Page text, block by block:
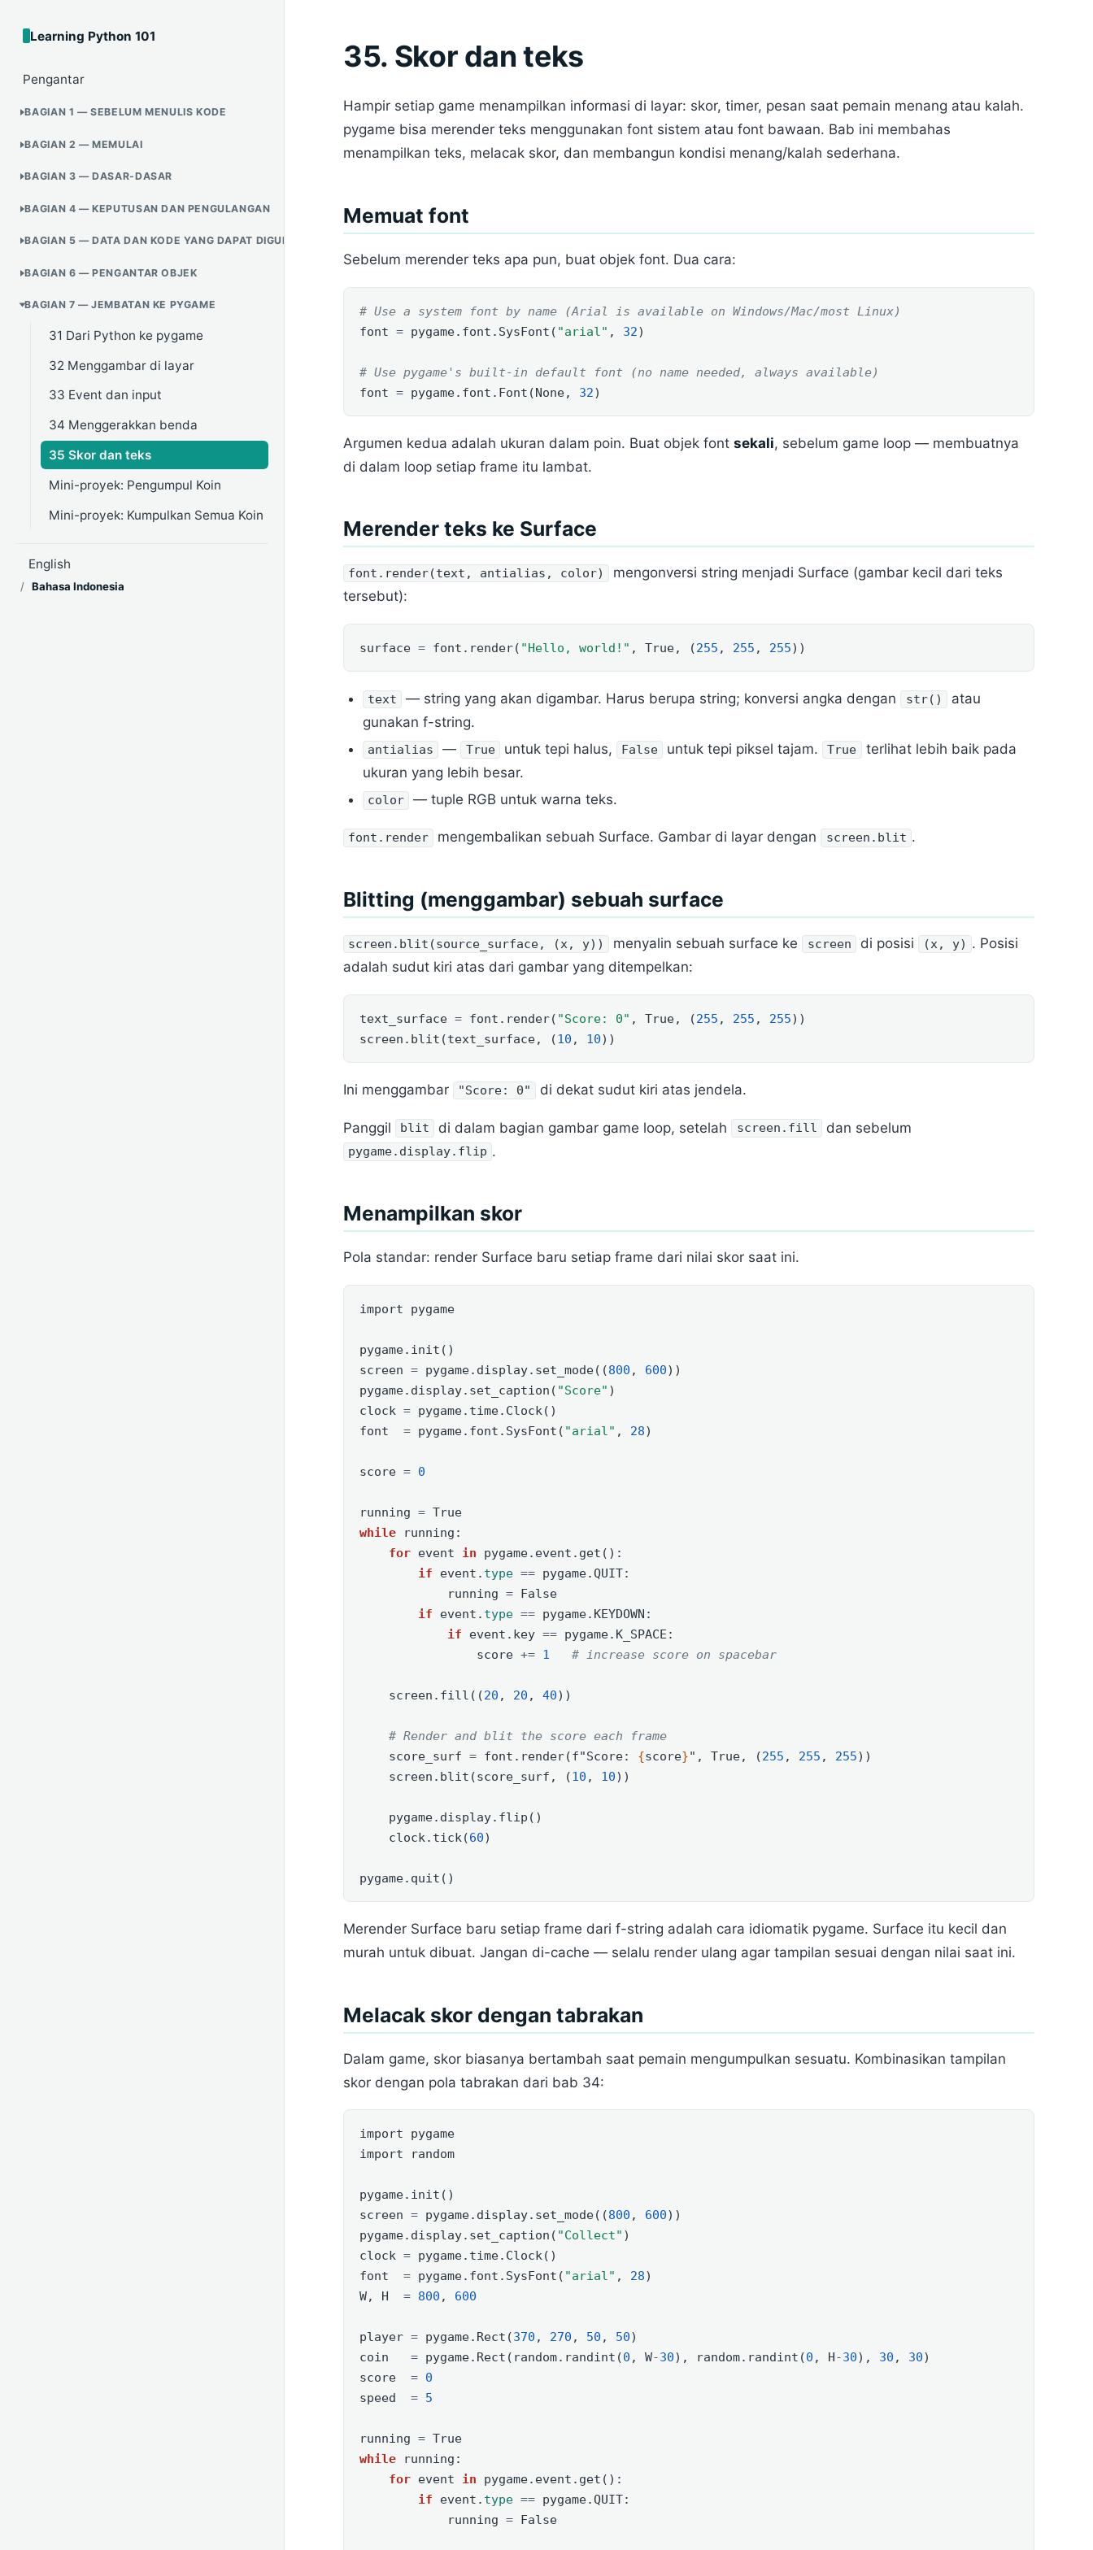
Learning Python 101
Pengantar
BAGIAN 1 — SEBELUM MENULIS KODE
BAGIAN 2 — MEMULAI
BAGIAN 3 — DASAR-DASAR
BAGIAN 4 — KEPUTUSAN DAN PENGULANGAN
BAGIAN 5 — DATA DAN KODE YANG DAPAT DIGUNAKAN ULANG
BAGIAN 6 — PENGANTAR OBJEK
BAGIAN 7 — JEMBATAN KE PYGAME
31 Dari Python ke pygame
32 Menggambar di layar
33 Event dan input
34 Menggerakkan benda
35 Skor dan teks
Mini-proyek: Pengumpul Koin
Mini-proyek: Kumpulkan Semua Koin
English
/ Bahasa Indonesia
35. Skor dan teks
Hampir setiap game menampilkan informasi di layar: skor, timer, pesan saat pemain menang atau kalah.
pygame bisa merender teks menggunakan font sistem atau font bawaan. Bab ini membahas
menampilkan teks, melacak skor, dan membangun kondisi menang/kalah sederhana.
Memuat font
Sebelum merender teks apa pun, buat objek font. Dua cara:
# Use a system font by name (Arial is available on Windows/Mac/most Linux)
font = pygame.font.SysFont( "arial" , 32)
# Use pygame's built-in default font (no name needed, always available)
font = pygame.font.Font(None, 32)
Argumen kedua adalah ukuran dalam poin. Buat objek font sekali, sebelum game loop — membuatnya
di dalam loop setiap frame itu lambat.
Merender teks ke Surface
font.render(text, antialias, color)
mengonversi string menjadi Surface (gambar kecil dari teks
tersebut):
surface = font.render( "Hello, world!" , True, (255 , 255 , 255))
text — string yang akan digambar. Harus berupa string; konversi angka dengan str()
atau
gunakan f-string.
antialias — True untuk tepi halus, False untuk tepi piksel tajam. True
terlihat lebih baik pada
ukuran yang lebih besar.
color — tuple RGB untuk warna teks.
font.render mengembalikan sebuah Surface. Gambar di layar dengan screen.blit .
Blitting (menggambar) sebuah surface
screen.blit(source_surface, (x, y)) menyalin sebuah surface ke screen di posisi (x, y) . Posisi
adalah sudut kiri atas dari gambar yang ditempelkan:
text_surface = font.render( "Score: 0" , True, (255 , 255 , 255))
screen.blit(text_surface, (10 , 10))
Ini menggambar "Score: 0" di dekat sudut kiri atas jendela.
Panggil blit di dalam bagian gambar game loop, setelah screen.fill dan sebelum
pygame.display.flip .
Menampilkan skor
Pola standar: render Surface baru setiap frame dari nilai skor saat ini.
import pygame
pygame.init()
screen = pygame.display.set_mode((800 , 600))
pygame.display.set_caption( "Score" )
clock = pygame.time.Clock()
font = pygame.font.SysFont( "arial" , 28)
score = 0
running = True
while running:
for event in pygame.event.get():
if event. type == pygame.QUIT:
            running
=
False
if event. type == pygame.KEYDOWN:
if event.key == pygame.K_SPACE:
                score
+= 1 # increase score on spacebar
    screen.fill((
20 , 20 , 40))
# Render and blit the score each frame
    score_surf
= font.render(f"Score: {score}" , True, (255 , 255 , 255))
    screen.blit(score_surf, (
10 , 10))
    pygame.display.flip()
    clock.tick(
60)
pygame.quit()
Merender Surface baru setiap frame dari f-string adalah cara idiomatik pygame. Surface itu kecil dan
murah untuk dibuat. Jangan di-cache — selalu render ulang agar tampilan sesuai dengan nilai saat ini.
Melacak skor dengan tabrakan
Dalam game, skor biasanya bertambah saat pemain mengumpulkan sesuatu. Kombinasikan tampilan
skor dengan pola tabrakan dari bab 34:
import pygame
import random
pygame.init()
screen = pygame.display.set_mode((800 , 600))
pygame.display.set_caption( "Collect" )
clock = pygame.time.Clock()
font = pygame.font.SysFont( "arial" , 28)
W, H = 800 , 600
player = pygame.Rect(370 , 270 , 50 , 50)
coin = pygame.Rect(random.randint(0 , W-30), random.randint(0 , H -30), 30 , 30)
score =
0
speed = 5
running = True
while running:
for event in pygame.event.get():
if event. type == pygame.QUIT:
            running
= False